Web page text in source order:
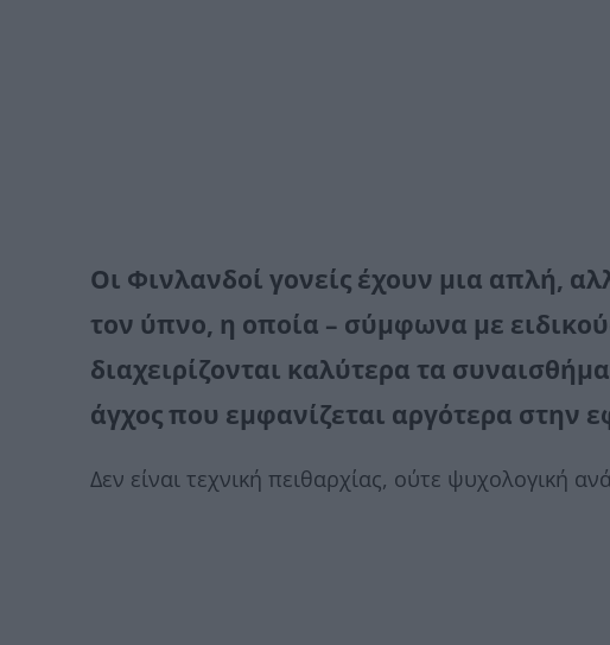
Οι Φινλανδοί γονείς έχουν μια απλή,
τον ύπνο, η οποία – σύμφωνα με
διαχειρίζονται καλύτερα τα
άγχος που εμφανίζεται αργότερα στην
Δεν είναι τεχνική πειθαρχίας, ούτε ψυχολογική